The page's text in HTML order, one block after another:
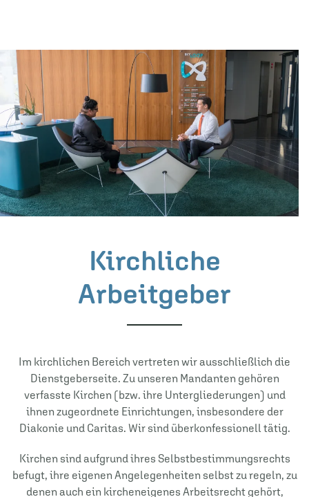
Kirchliche
Arbeitgeber
Im kirchlichen Bereich vertreten wir ausschließlich die
Dienstgeberseite. Zu unseren Mandanten gehören
verfasste Kirchen (bzw. ihre Untergliederungen) und
ihnen zugeordnete Einrichtungen, insbesondere der
Diakonie und Caritas. Wir sind überkonfessionell tätig.
Kirchen sind aufgrund ihres Selbstbestimmungsrechts
befugt, ihre eigenen Angelegenheiten selbst zu regeln, zu
denen auch ein kircheneigenes Arbeitsrecht gehört,